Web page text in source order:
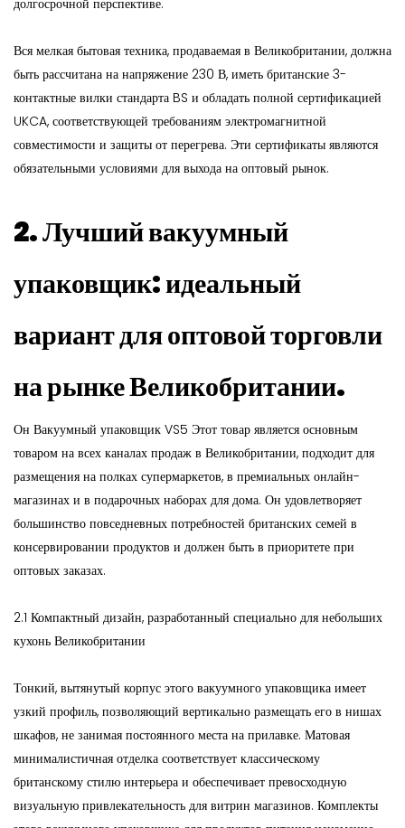
долгосрочной перспективе.
Вся мелкая бытовая техника, продаваемая в Великобритании, должна
быть рассчитана на напряжение 230 В, иметь британские 3-
контактные вилки стандарта BS и обладать полной сертификацией
UKCA, соответствующей требованиям электромагнитной
совместимости и защиты от перегрева. Эти сертификаты являются
обязательными условиями для выхода на оптовый рынок.
2. Лучший вакуумный
упаковщик: идеальный
вариант для оптовой торговли
на рынке Великобритании.
Он Вакуумный упаковщик VS5 Этот товар является основным
товаром на всех каналах продаж в Великобритании, подходит для
размещения на полках супермаркетов, в премиальных онлайн-
магазинах и в подарочных наборах для дома. Он удовлетворяет
большинство повседневных потребностей британских семей в
консервировании продуктов и должен быть в приоритете при
оптовых заказах.
2.1 Компактный дизайн, разработанный специально для небольших
кухонь Великобритании
Тонкий, вытянутый корпус этого вакуумного упаковщика имеет
узкий профиль, позволяющий вертикально размещать его в нишах
шкафов, не занимая постоянного места на прилавке. Матовая
минималистичная отделка соответствует классическому
британскому стилю интерьера и обеспечивает превосходную
визуальную привлекательность для витрин магазинов. Комплекты